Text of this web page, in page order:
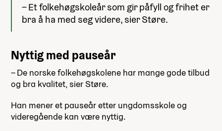
– Et folkehøgskoleår som gir påfyll og frihet er
bra å ha med seg videre, sier Støre.
Nyttig med pauseår
– De norske folkehøgskolene har mange gode tilbud
og bra kvalitet, sier Støre.
Han mener et pauseår etter ungdomsskole og
videregående kan være nyttig.